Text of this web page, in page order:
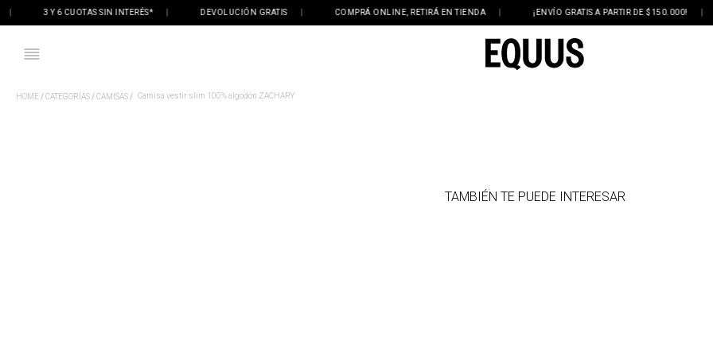
3 Y 6 CUOTAS SIN INTERÉS* | DEVOLUCIÓN GRATIS | COMPRÁ ONLINE, RETIRÁ EN TIENDA | ¡ENVÍO GRATIS A PARTIR DE $150.000! |
CATEGORÍAS CAMISAS Camisa vestir slim 100% algodón ZACHARY
TAMBIÉN TE PUEDE INTERESAR